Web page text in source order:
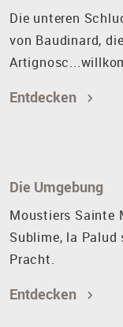
Die unteren
von Baudinard,
Entdecken
Die Umgebung
Moustiers Sainte
Sublime, la Palud
Pracht.
Entdecken